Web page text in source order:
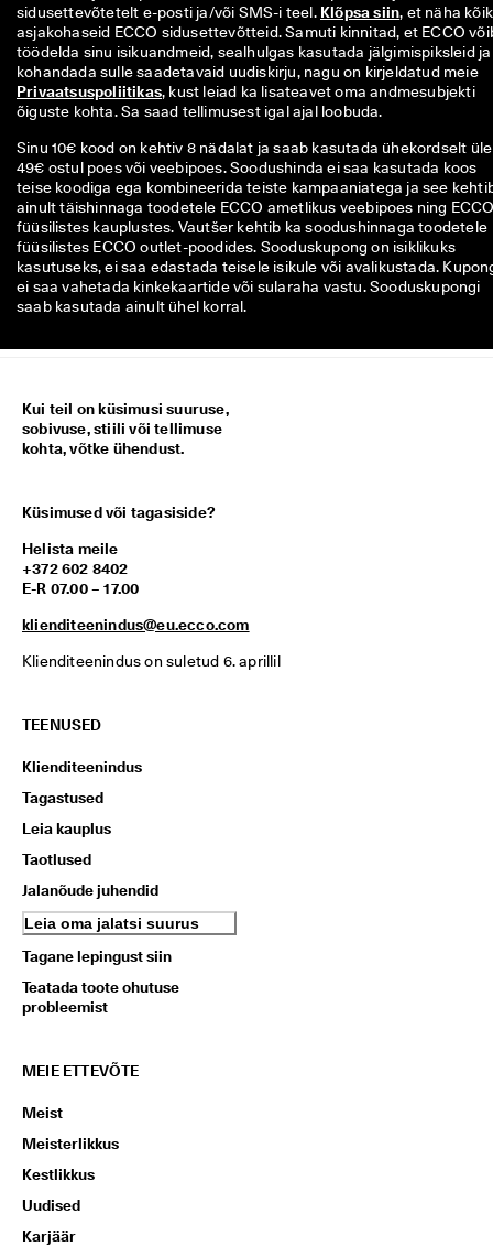
sidusettevõtetelt e-posti ja/või SMS-i teel. Klõpsa siin, et näha
asjakohaseid ECCO sidusettevõtteid. Samuti kinnitad, et ECCO
töödelda sinu isikuandmeid, sealhulgas kasutada jälgimispiksleid ja
kohandada sulle saadetavaid uudiskirju, nagu on kirjeldatud meie
Privaatsuspoliitikas, kust leiad ka lisateavet oma andmesubjekti
õiguste kohta. Sa saad tellimusest igal ajal loobuda.
Sinu 10€ kood on kehtiv 8 nädalat ja saab kasutada ühekordselt üle
49€ ostul poes või veebipoes. Soodushinda ei saa kasutada koos
teise koodiga ega kombineerida teiste kampaaniatega ja see
ainult täishinnaga toodetele ECCO ametlikus veebipoes ning
füüsilistes kauplustes. Vautšer kehtib ka soodushinnaga toodetele
füüsilistes ECCO outlet-poodides. Sooduskupong on isiklikuks
kasutuseks, ei saa edastada teisele isikule või avalikustada.
ei saa vahetada kinkekaartide või sularaha vastu. Sooduskupongi
saab kasutada ainult ühel korral.
Kui teil on küsimusi suuruse,
sobivuse, stiili või tellimuse
kohta, võtke ühendust.
Küsimused või tagasiside?
Helista meile
+372 602 8402
E-R 07.00 – 17.00
klienditeenindus@eu.ecco.com
Klienditeenindus on suletud 6. aprillil
TEENUSED
Klienditeenindus
Tagastused
Leia kauplus
Taotlused
Jalanõude juhendid
Leia oma jalatsi suurus
Tagane lepingust siin
Teatada toote ohutuse
probleemist
MEIE ETTEVÕTE
Meist
Meisterlikkus
Kestlikkus
Uudised
Karjäär